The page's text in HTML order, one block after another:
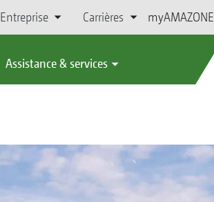
Entreprise Carrières myAMAZONE
Assistance & services